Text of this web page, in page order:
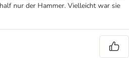
nur der Hammer. Vielleicht war sie